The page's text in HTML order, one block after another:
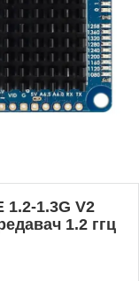
1.2-1.3G V2
1.2 ггц